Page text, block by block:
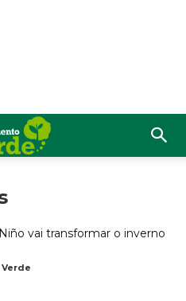
vai transformar o inverno